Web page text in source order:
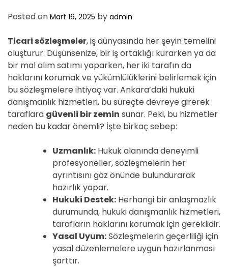
Posted on Mart 16, 2025 by admin
Ticari sözleşmeler, iş dünyasında her şeyin temelini
oluşturur. Düşünsenize, bir iş ortaklığı kurarken ya da
bir mal alım satımı yaparken, her iki tarafın da
haklarını korumak ve yükümlülüklerini belirlemek için
bu sözleşmelere ihtiyaç var. Ankara’daki hukuki
danışmanlık hizmetleri, bu süreçte devreye girerek
taraflara güvenli bir zemin sunar. Peki, bu hizmetler
neden bu kadar önemli? İşte birkaç sebep:
Uzmanlık: Hukuk alanında deneyimli
profesyoneller, sözleşmelerin her
ayrıntısını göz önünde bulundurarak
hazırlık yapar.
Hukuki Destek: Herhangi bir anlaşmazlık
durumunda, hukuki danışmanlık hizmetleri,
tarafların haklarını korumak için gereklidir.
Yasal Uyum:Sözleşmelerin geçerliliği için
yasal düzenlemelere uygun hazırlanması
şarttır.